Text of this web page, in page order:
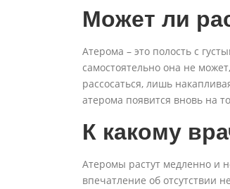
Может ли
Атерома – это полость с
самостоятельно она не
рассосаться, лишь
атерома появится вновь на
К какому
Атеромы растут медленно и
впечатление об отсутствии